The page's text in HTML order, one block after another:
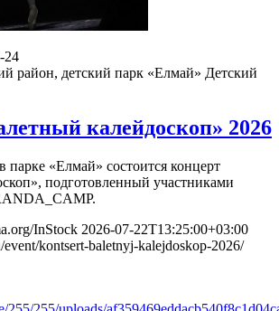
24
район, детский парк «Елмай» Детский
калейдоскоп» 2026
парке «Елмай» состоится концерт
подготовленный участниками
InStock 2026-07-22T13:25:00+03:00
event/kontsert-baletnyj-kalejdoskop-2026/